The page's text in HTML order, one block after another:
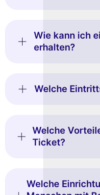
Wie kann ich
erhalten?
Welche
Welche
Ticket?
Welche